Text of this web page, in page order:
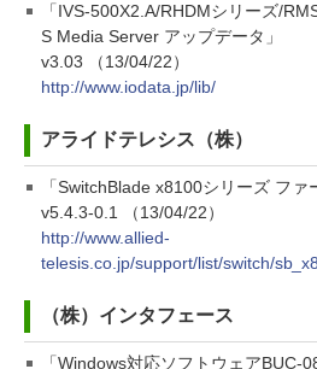
「IVS-500X2.A/RHDMシリーズ/
S Media Server アップデータ」
v3.03 （13/04/22）
http://www.iodata.jp/lib/
アライドテレシス（株）
「SwitchBlade x8100シリーズ ファ
v5.4.3-0.1 （13/04/22）
http://www.allied-
telesis.co.jp/support/list/switch/
（株）インタフェース
「Windows対応ソフトウェアBUC-